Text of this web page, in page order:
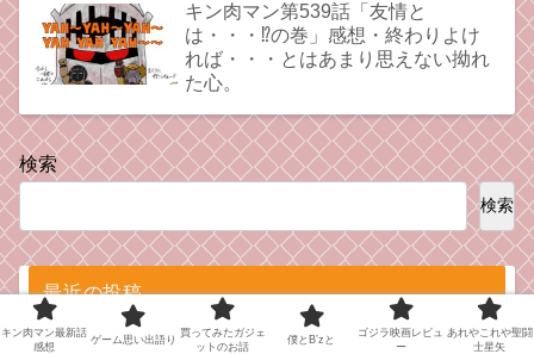
キン肉マン第539話「友情と
は・・・⁉︎の巻」感想・終わりよけ
れば・・・とはあまり思えない拗れ
た心。
検索
検索
最近の投稿
キン肉マン最新話
感想
ゲーム思い出語り
買ってみたガジェ
ットのお話
僕とB’zと
ゴジラ映画レビュ
ー
あれやこれや聖闘
士星矢